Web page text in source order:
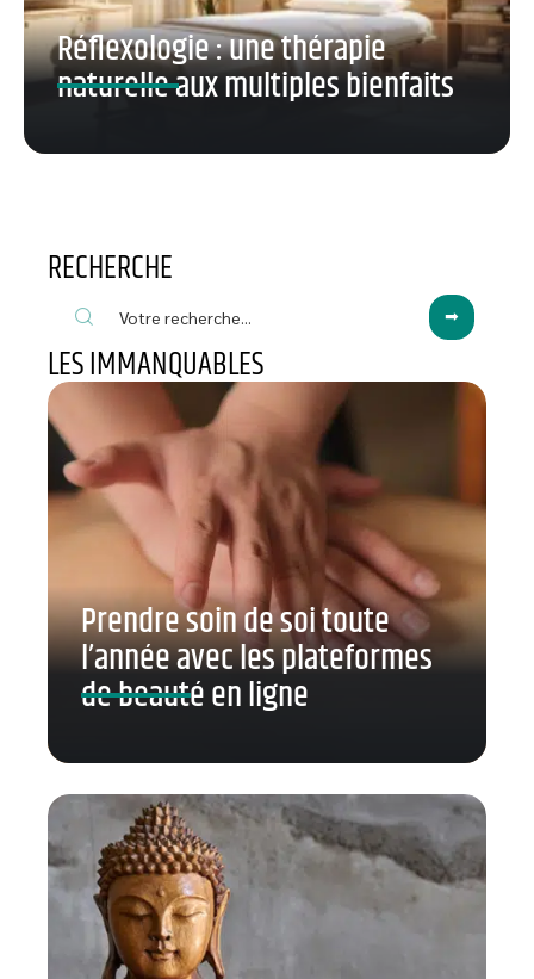
Réflexologie : une thérapie
naturelle aux multiples bienfaits
RECHERCHE
LES IMMANQUABLES
Prendre soin de soi toute
l’année avec les plateformes
de beauté en ligne